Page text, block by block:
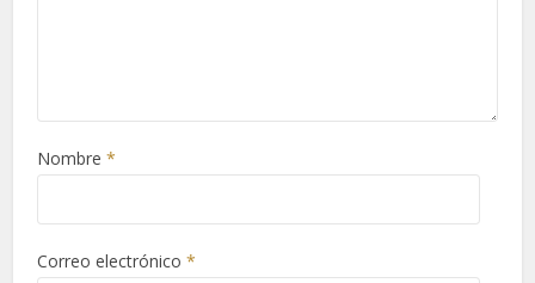
Nombre*
Correo electrónico*